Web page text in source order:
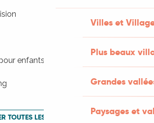
Villes et
Plus beaux
Grandes
Paysages et
enfants / Espace jeux
TOUTES LES PRESTATIONS